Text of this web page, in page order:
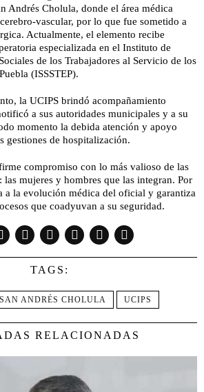
Andrés Cholula, donde el área médica
vascular, por lo que fue sometido a
Actualmente, el elemento recibe
especializada en el Instituto de
de los Trabajadores al Servicio de los
(ISSSTEP).
la UCIPS brindó acompañamiento
a sus autoridades municipales y a su
momento la debida atención y apoyo
gestiones de hospitalización.
compromiso con lo más valioso de las
mujeres y hombres que las integran. Por
a la evolución médica del oficial y garantiza
que coadyuvan a su seguridad.
TAGS:
SAN ANDRÉS CHOLULA UCIPS
RELACIONADAS